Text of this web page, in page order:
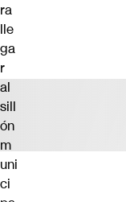
ra
lle
ga
r
al
sill
ón
m
uni
ci